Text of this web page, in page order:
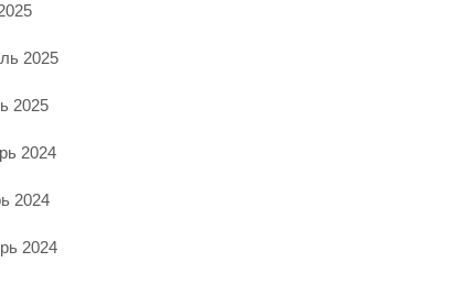
2025
2025
2024
2024
2024